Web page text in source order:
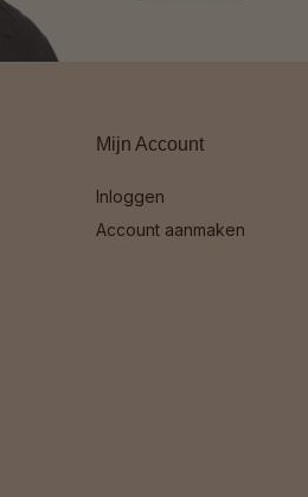
Mijn Account
Inloggen
Account aanmaken